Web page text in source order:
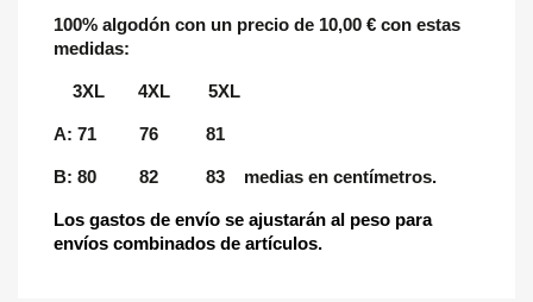
100% algodón con un precio de 10,00 € con estas
medidas:
3XL 4XL 5XL
A: 71 76 81
B: 80 82 83 medias en centímetros.
Los gastos de envío se ajustarán al peso para
envíos combinados de artículos.